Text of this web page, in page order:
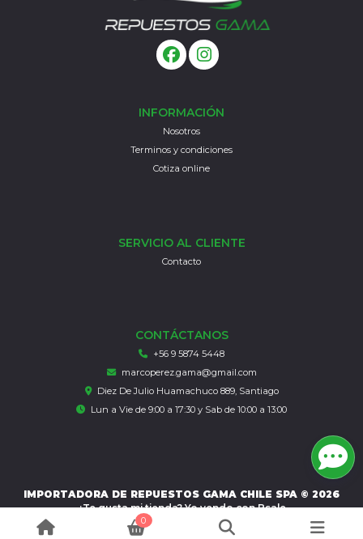
INFORMACIÓN
Nosotros
Terminos y condiciones
Cotiza online
SERVICIO AL CLIENTE
Contacto
CONTÁCTANOS
+56 9 5874 5448
marcoperez.gama@gmail.com
Diez De Julio Huamachuco 889, Santiago
Lun a Vie de 9:00 a 17:30 y Sab de 10:00 a 13:00
IMPORTADORA DE REPUESTOS GAMA CHILE SPA © 2026
¿Te gusta mi tienda? Yo vendo conBsale
0